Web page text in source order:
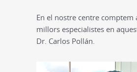
En el nostre centre comptem
millors especialistes en
Dr. Carlos Pollán.